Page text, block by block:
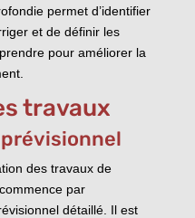
permet d’identifier
et de définir les
pour améliorer la
travaux
des travaux de
par
détaillé. Il est